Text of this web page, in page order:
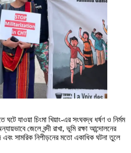
ঘটে যাওয়া চিংমা খিয়াং-এর সংঘবদ্ধ ধর্ষণ ও নির্মম
জেলে বন্দী রাখা, ভূমি রক্ষা আন্দোলনের
সামরিক নিপীড়নের মতো একাধিক ঘটনা তুলে